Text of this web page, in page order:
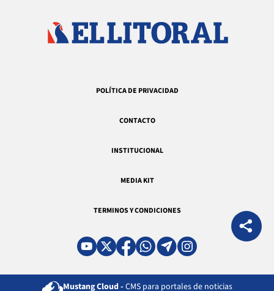
POLÍTICA DE PRIVACIDAD
CONTACTO
INSTITUCIONAL
MEDIA KIT
TERMINOS Y CONDICIONES
Mustang Cloud - CMS para portales de noticias